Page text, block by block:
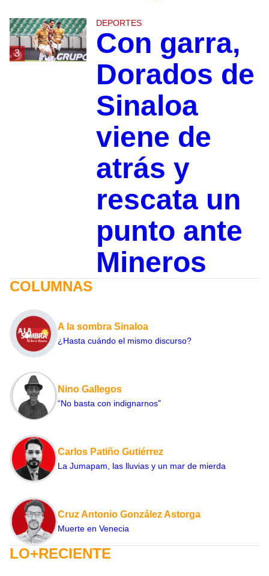
3
DEPORTES
Con garra,
Dorados de
Sinaloa
viene de
atrás y
rescata un
punto ante
Mineros
COLUMNAS
A la sombra Sinaloa
¿Hasta cuándo el mismo discurso?
Nino Gallegos
“No basta con indignarnos”
Carlos Patiño Gutiérrez
La Jumapam, las lluvias y un mar de mierda
Cruz Antonio González Astorga
Muerte en Venecia
LO+RECIENTE